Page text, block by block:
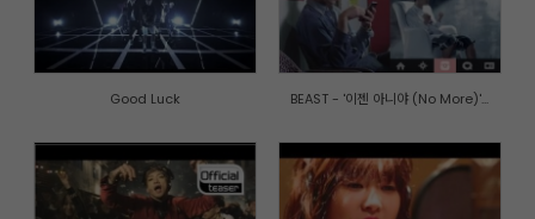
Good Luck BEAST - '이젠 아니야 (No More)'...